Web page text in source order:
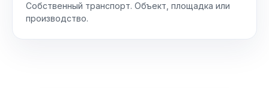
Собственный транспорт. Объект, площадка или
производство.